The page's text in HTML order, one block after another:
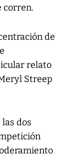
corren.
de
relato
Streep
dos